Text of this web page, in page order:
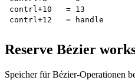
contrl+10   = 13
Reserve Bézier
Speicher für Bézier-Operationen